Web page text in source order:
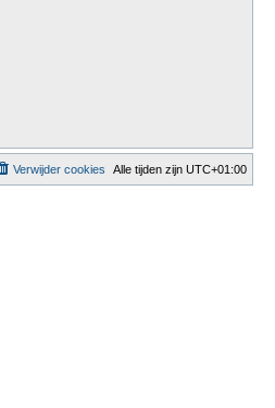
Alle tijden zijn UTC+01:00
Verwijder cookies